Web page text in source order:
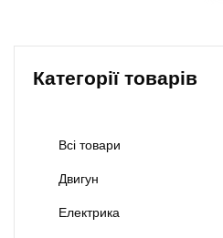
Категорії товарів
Всі товари
Двигун
Електрика